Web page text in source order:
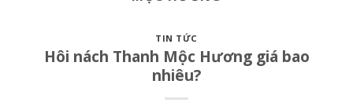
TIN TỨC
Hôi nách Thanh Mộc Hương giá bao
nhiêu?